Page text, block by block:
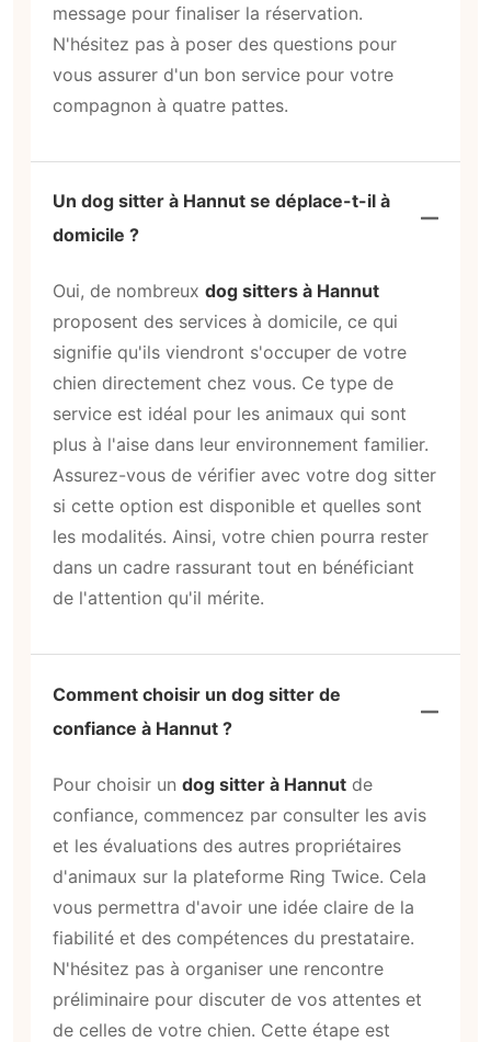
message pour finaliser la réservation.
N'hésitez pas à poser des questions pour
vous assurer d'un bon service pour votre
compagnon à quatre pattes.
Un dog sitter à Hannut se déplace-t-il à
domicile ?
Oui, de nombreux dog sitters à Hannut
proposent des services à domicile, ce qui
signifie qu'ils viendront s'occuper de votre
chien directement chez vous. Ce type de
service est idéal pour les animaux qui sont
plus à l'aise dans leur environnement familier.
Assurez-vous de vérifier avec votre dog sitter
si cette option est disponible et quelles sont
les modalités. Ainsi, votre chien pourra rester
dans un cadre rassurant tout en bénéficiant
de l'attention qu'il mérite.
Comment choisir un dog sitter de
confiance à Hannut ?
Pour choisir un dog sitter à Hannut de
confiance, commencez par consulter les avis
et les évaluations des autres propriétaires
d'animaux sur la plateforme Ring Twice. Cela
vous permettra d'avoir une idée claire de la
fiabilité et des compétences du prestataire.
N'hésitez pas à organiser une rencontre
préliminaire pour discuter de vos attentes et
de celles de votre chien. Cette étape est